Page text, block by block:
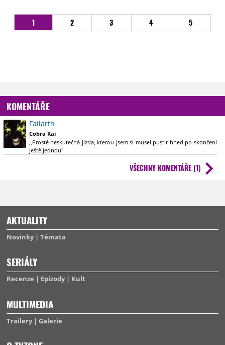
1 2 3 4 5
KOMENTÁŘE
Failarth
Cobra Kai
,,Prostě neskutečná jízda, kterou jsem si musel pustit hned po skončení
ještě jednou"
VŠECHNY KOMENTÁŘE (1)
AKTUALITY
Novinky Témata
SERIÁLY
Recenze Epizody Kult
MULTIMEDIA
Trailery Galerie